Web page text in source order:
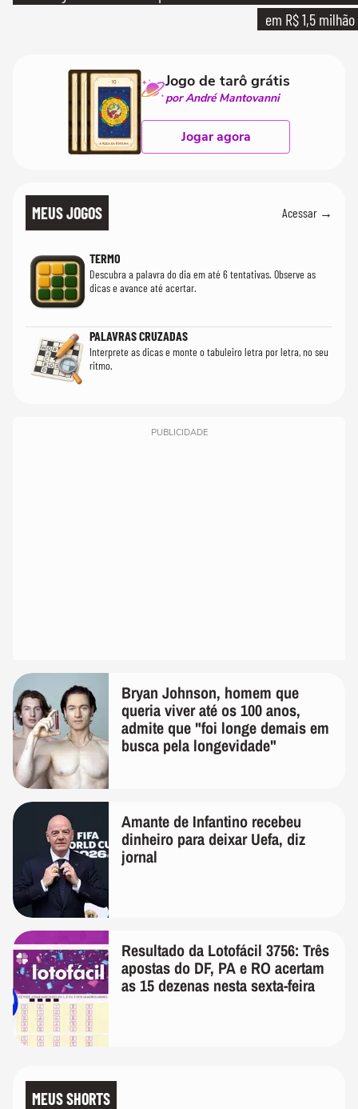
em R$ 1,5 milhão
Jogo de tarô grátis
por André Mantovanni
Jogar agora
MEUS JOGOS Acessar →
TERMO
Descubra a palavra do dia em até 6 tentativas. Observe as
dicas e avance até acertar.
PALAVRAS CRUZADAS
Interprete as dicas e monte o tabuleiro letra por letra, no seu
ritmo.
PUBLICIDADE
Bryan Johnson, homem que
queria viver até os 100 anos,
admite que "foi longe demais em
busca pela longevidade"
Amante de Infantino recebeu
dinheiro para deixar Uefa, diz
jornal
Resultado da Lotofácil 3756: Três
apostas do DF, PA e RO acertam
as 15 dezenas nesta sexta-feira
MEUS SHORTS